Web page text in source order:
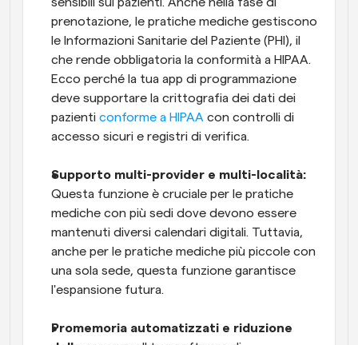
prenotazione, le pratiche mediche gestiscono
le Informazioni Sanitarie del Paziente (PHI), il
che rende obbligatoria la conformità a HIPAA.
Ecco perché la tua app di programmazione
deve supportare la crittografia dei dati dei
pazienti conforme a HIPAA con controlli di
accesso sicuri e registri di verifica.
Supporto multi-provider e multi-località:
Questa funzione è cruciale per le pratiche
mediche con più sedi dove devono essere
mantenuti diversi calendari digitali. Tuttavia,
anche per le pratiche mediche più piccole con
una sola sede, questa funzione garantisce
l'espansione futura.
Promemoria automatizzati e riduzione